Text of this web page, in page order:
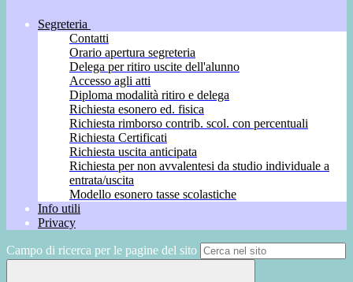
Segreteria
Contatti
Orario apertura segreteria
Delega per ritiro uscite dell'alunno
Accesso agli atti
Diploma modalità ritiro e delega
Richiesta esonero ed. fisica
Richiesta rimborso contrib. scol. con percentuali
Richiesta Certificati
Richiesta uscita anticipata
Richiesta per non avvalentesi da studio individuale a
entrata/uscita
Modello esonero tasse scolastiche
Info utili
Privacy
Campo di ricerca per le pagine del sito